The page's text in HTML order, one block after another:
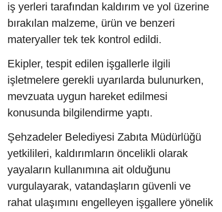
iş yerleri tarafından kaldırım ve yol üzerine
bırakılan malzeme, ürün ve benzeri
materyaller tek tek kontrol edildi.
Ekipler, tespit edilen işgallerle ilgili
işletmelere gerekli uyarılarda bulunurken,
mevzuata uygun hareket edilmesi
konusunda bilgilendirme yaptı.
Şehzadeler Belediyesi Zabıta Müdürlüğü
yetkilileri, kaldırımların öncelikli olarak
yayaların kullanımına ait olduğunu
vurgulayarak, vatandaşların güvenli ve
rahat ulaşımını engelleyen işgallere yönelik